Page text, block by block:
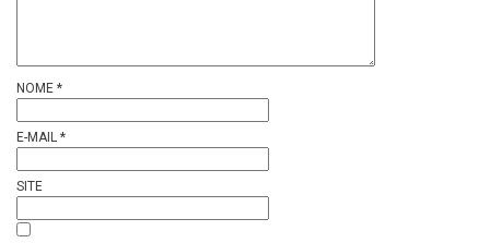
NOME *
E-MAIL *
SITE